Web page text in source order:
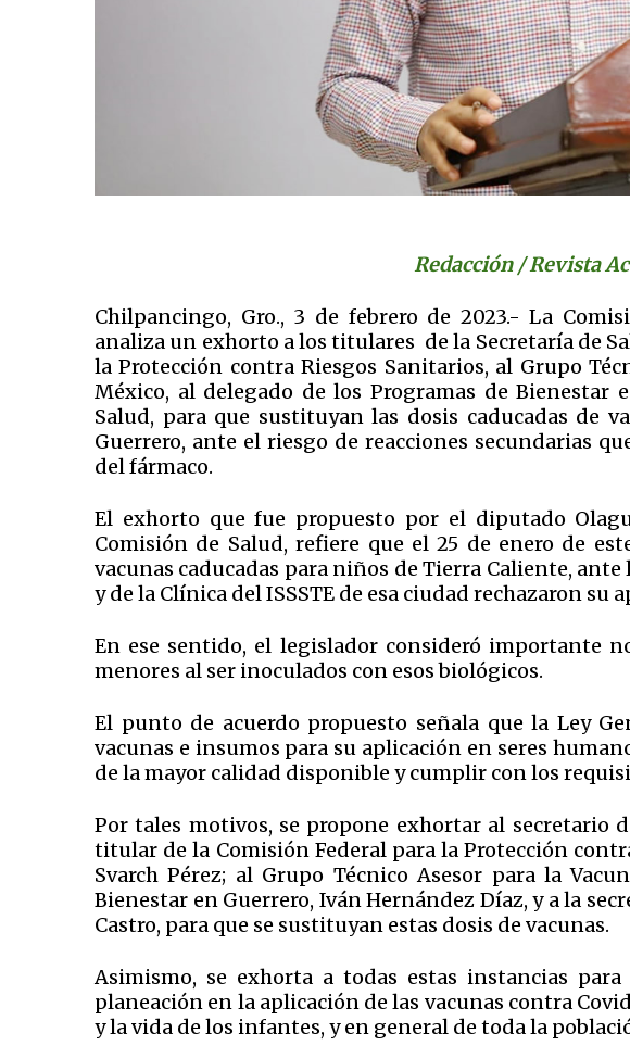
Redacción / Revista
Chilpancingo, Gro., 3 de febrero de 2023.- La
analiza un exhorto a los titulares de la Secretaría de
la Protección contra Riesgos Sanitarios, al Grupo
México, al delegado de los Programas de Bienestar
Salud, para que sustituyan las dosis caducadas de
Guerrero, ante el riesgo de reacciones secundarias
del fármaco.
El exhorto que fue propuesto por el diputado
Comisión de Salud, refiere que el 25 de enero de
vacunas caducadas para niños de Tierra Caliente,
y de la Clínica del ISSSTE de esa ciudad rechazaron su
En ese sentido, el legislador consideró importante
menores al ser inoculados con esos biológicos.
El punto de acuerdo propuesto señala que la Ley
vacunas e insumos para su aplicación en seres
de la mayor calidad disponible y cumplir con los
Por tales motivos, se propone exhortar al secretario
titular de la Comisión Federal para la Protección
Svarch Pérez; al Grupo Técnico Asesor para la
Bienestar en Guerrero, Iván Hernández Díaz, y a la
Castro, para que se sustituyan estas dosis de vacunas.
Asimismo, se exhorta a todas estas instancias
planeación en la aplicación de las vacunas contra
y la vida de los infantes, y en general de toda la